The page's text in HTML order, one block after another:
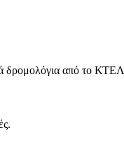
δρομολόγια από το